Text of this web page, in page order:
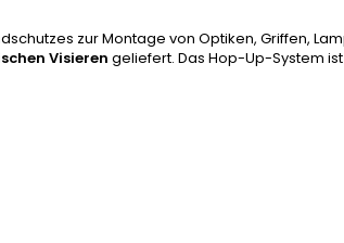
zur Montage von Optiken, Griffen,
Visieren geliefert. Das Hop-Up-System ist